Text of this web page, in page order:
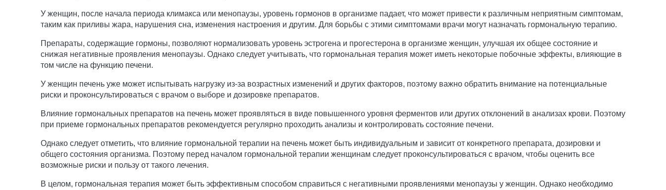
У женщин, после начала периода климакса или менопаузы, уровень гормонов в организме падает, что может привести к различным неприятным симптомам,
таким как приливы жара, нарушения сна, изменения настроения и другим. Для борьбы с этими симптомами врачи могут назначать гормональную терапию.
Препараты, содержащие гормоны, позволяют нормализовать уровень эстрогена и прогестерона в организме женщин, улучшая их общее состояние и
снижая негативные проявления менопаузы. Однако следует учитывать, что гормональная терапия может иметь некоторые побочные эффекты, влияющие в
том числе на функцию печени.
У женщин печень уже может испытывать нагрузку из-за возрастных изменений и других факторов, поэтому важно обратить внимание на потенциальные
риски и проконсультироваться с врачом о выборе и дозировке препаратов.
Влияние гормональных препаратов на печень может проявляться в виде повышенного уровня ферментов или других отклонений в анализах крови. Поэтому
при приеме гормональных препаратов рекомендуется регулярно проходить анализы и контролировать состояние печени.
Однако следует отметить, что влияние гормональной терапии на печень может быть индивидуальным и зависит от конкретного препарата, дозировки и
общего состояния организма. Поэтому перед началом гормональной терапии женщинам следует проконсультироваться с врачом, чтобы оценить все
возможные риски и пользу от такого лечения.
В целом, гормональная терапия может быть эффективным способом справиться с негативными проявлениями менопаузы у женщин. Однако необходимо